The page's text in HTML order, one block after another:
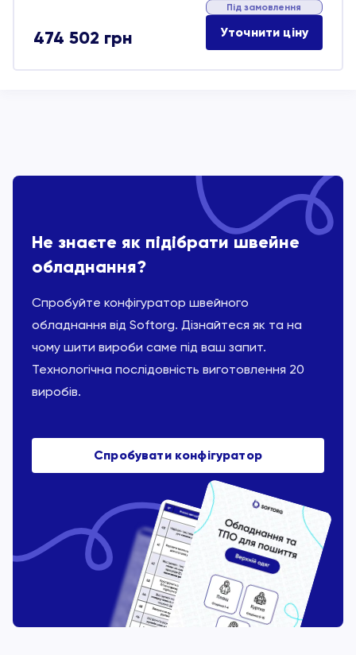
474 502 грн
Під замовлення
Уточнити ціну
Не знаєте як підібрати швейне
обладнання?
Спробуйте конфігуратор швейного
обладнання від Softorg. Дізнайтеся як та на
чому шити вироби саме під ваш запит.
Технологічна послідовність виготовлення 20
виробів.
Спробувати конфігуратор